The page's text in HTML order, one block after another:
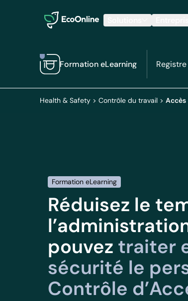
EcoOnline
Formation eLearning
Health & Safety > Contrôle du travail > Accès
Formation eLearning
Réduisez le
pouvez traiter
sécurité le
Contrôle